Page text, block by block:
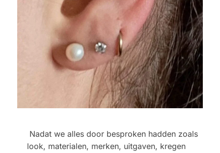
Nadat we alles door besproken hadden zoals
look, materialen, merken, uitgaven, kregen